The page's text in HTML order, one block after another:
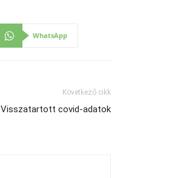
WhatsApp
Következő cikk
Visszatartott covid-adatok